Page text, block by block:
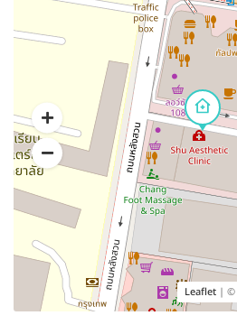
Leaflet | ©